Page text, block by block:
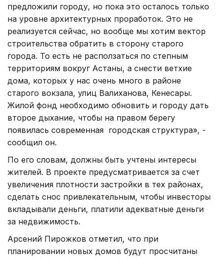
предложили городу, но пока это осталось только
на уровне архитектурных проработок. Это не
реализуется сейчас, но вообще мы хотим вектор
строительства обратить в сторону старого
города. То есть не расползаться по степным
территориям вокруг Астаны, а снести ветхие
дома, которых у нас очень много в районе
старого вокзала, улиц Валиханова, Кенесары.
Жилой фонд необходимо обновить и городу дать
второе дыхание, чтобы на правом берегу
появилась современная городская структура», -
сообщил он.
По его словам, должны быть учтены интересы
жителей. В проекте предусматривается за счет
увеличения плотности застройки в тех районах,
сделать снос привлекательным, чтобы инвесторы
вкладывали деньги, платили адекватные деньги
за недвижимость.
Арсений Пирожков отметил, что при
планировании новых домов будут просчитаны